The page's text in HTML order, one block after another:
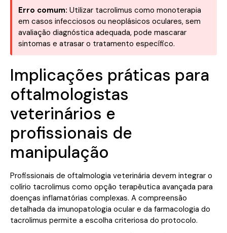
Erro comum: Utilizar tacrolimus como monoterapia
em casos infecciosos ou neoplásicos oculares, sem
avaliação diagnóstica adequada, pode mascarar
sintomas e atrasar o tratamento específico.
Implicações práticas para
oftalmologistas
veterinários e
profissionais de
manipulação
Profissionais de oftalmologia veterinária devem integrar o
colírio tacrolimus como opção terapêutica avançada para
doenças inflamatórias complexas. A compreensão
detalhada da imunopatologia ocular e da farmacologia do
tacrolimus permite a escolha criteriosa do protocolo.